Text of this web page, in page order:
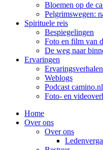
Bloemen op de
Pelgrimswegen:
Spirituele reis
Bespiegelingen
Foto en film van
De weg naar
Ervaringen
Ervaringsverhalen
Weblogs
Podcast camino.nl
Foto- en
Home
Over ons
Over ons